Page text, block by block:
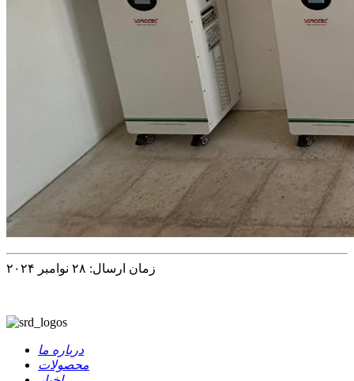
زمان ارسال: ۲۸ نوامبر ۲۰۲۴
درباره ما
محصولات